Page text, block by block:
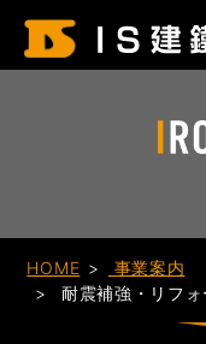
HOME
事業案内
耐震補強・リフォ